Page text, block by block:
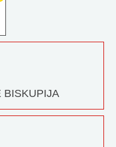
BISKUPIJA